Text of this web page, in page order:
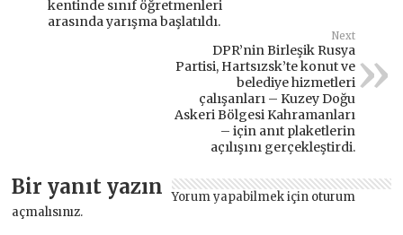
kentinde sınıf öğretmenleri
arasında yarışma başlatıldı.
Next
DPR’nin Birleşik Rusya
Partisi, Hartsızsk’te konut ve
belediye hizmetleri
çalışanları – Kuzey Doğu
Askeri Bölgesi Kahramanları
– için anıt plaketlerin
açılışını gerçekleştirdi.
Bir yanıt yazın Yorum yapabilmek için oturum
açmalısınız.